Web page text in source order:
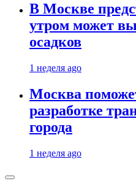
В Москве
утром может
осадков
1 неделя ago
Москва
разработке
города
1 неделя ago